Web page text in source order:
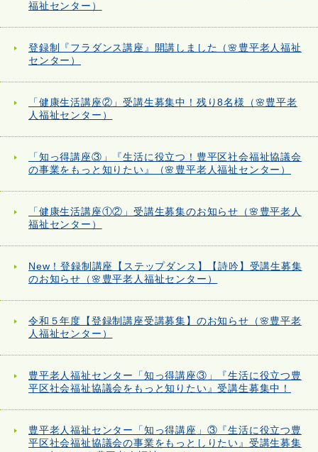
福祉センター）
登録制『フラダンス講座』開講しました（🌸豊平老人福祉
センター）
「健康生活講座②」受講生募集中！残り8名様（🌸豊平老
人福祉センター）
「知っ得講座③」『生活に役立つ！豊平区社会福祉協議会
の事業をもっと知りたい』（🌸豊平老人福祉センター）
「健康生活講座①②」受講生募集のお知らせ（🌸豊平老人
福祉センター）
New！登録制講座【ステップダンス】【詩吟】受講生募集
のお知らせ（🌸豊平老人福祉センター）
令和５年度【登録制講座受講募集】のお知らせ（🌸豊平老
人福祉センター）
豊平老人福祉センター「知っ得講座③」『生活に役立つ豊
平区社会福祉協議会をもっと知りたい』受講生募集中！
豊平老人福祉センター「知っ得講座」③『生活に役立つ豊
平区社会福祉協議会の事業をもっとしりたい』受講生募集